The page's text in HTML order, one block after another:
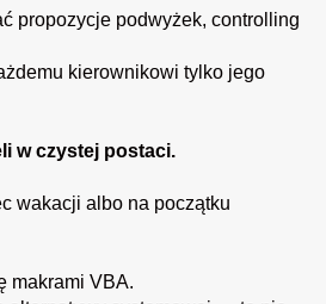
propozycje podwyżek, controlling
kierownikowi tylko jego
w czystej postaci.
wakacji albo na początku
makrami VBA.